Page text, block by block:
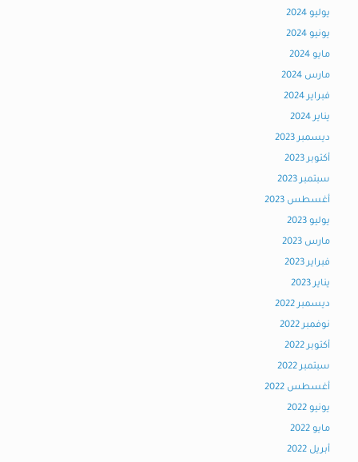
يوليو 2024
يونيو 2024
مايو 2024
مارس 2024
فبراير 2024
يناير 2024
ديسمبر 2023
أكتوبر 2023
سبتمبر 2023
أغسطس 2023
يوليو 2023
مارس 2023
فبراير 2023
يناير 2023
ديسمبر 2022
نوفمبر 2022
أكتوبر 2022
سبتمبر 2022
أغسطس 2022
يونيو 2022
مايو 2022
أبريل 2022